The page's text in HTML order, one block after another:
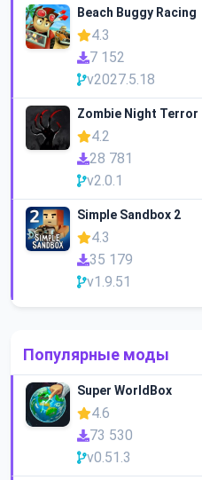
Beach Buggy Racing
4.3
7 152
v2027.5.18
Zombie Night Terror
4.2
28 781
v2.0.1
Simple Sandbox 2
4.3
35 179
v1.9.51
Популярные моды
Super WorldBox
4.6
73 530
v0.51.3